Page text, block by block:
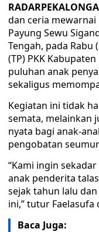
dan ceria
Payung Sewu
Tengah, pada Rabu
(TP) PKK
puluhan anak
sekaligus
Kegiatan ini tidak
semata, melainkan
nyata bagi anak-
pengobatan
“Kami ingin
anak penderita
sejak tahun lalu
ini,” tutur Faelasufa
Baca Juga: